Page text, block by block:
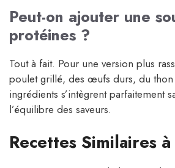
Peut-on ajouter une
protéines ?
Tout à fait. Pour une version plus
poulet grillé, des œufs durs, du
ingrédients s’intègrent parfaitement
l’équilibre des saveurs.
Recettes Similaires à